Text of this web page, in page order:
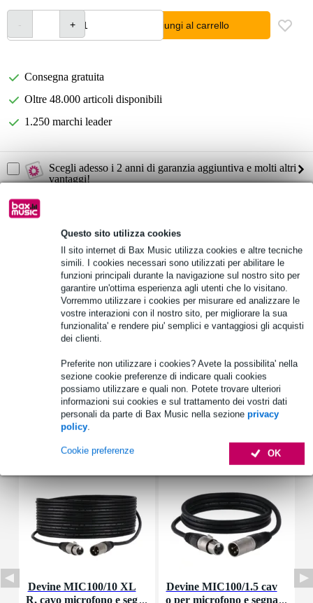
Questo sito utilizza cookies
Il sito internet di Bax Music utilizza cookies e altre tecniche
simili. I cookies necessari sono utilizzati per abilitare le
funzioni principali durante la navigazione sul nostro sito per
garantire un'ottima esperienza agli utenti che lo visitano.
Vorremmo utilizzare i cookies per misurare ed analizzare le
vostre interazioni con il nostro sito, per migliorare la sua
funzionalita' e rendere piu' semplici e vantaggiosi gli acquisti
dei clienti.
Preferite non utilizzare i cookies? Avete la possibilita' nella
sezione cookie preferenze di indicare quali cookies
possiamo utilizzare e quali non. Potete trovare ulteriori
informazioni sui cookies e sul trattamento dei vostri dati
personali da parte di Bax Music nella sezione privacy
policy.
OK
Cookie preferenze
Aggiungi al carrello
Consegna gratuita
Oltre 48.000 articoli disponibili
1.250 marchi leader
Scegli adesso i 2 anni di garanzia aggiuntiva e molti altri
vantaggi!
Informazioni sul prodotto
Sistemi LD SUB 10 A
subwoofer attivo
diametro del woofer: 10 pollici
Specifiche complete
Vedi anche (4)
Accessori (21)
Devine MIC100/10 XL
R, cavo microfono e seg
Devine MIC100/1.5 cav
o per microfono e segna